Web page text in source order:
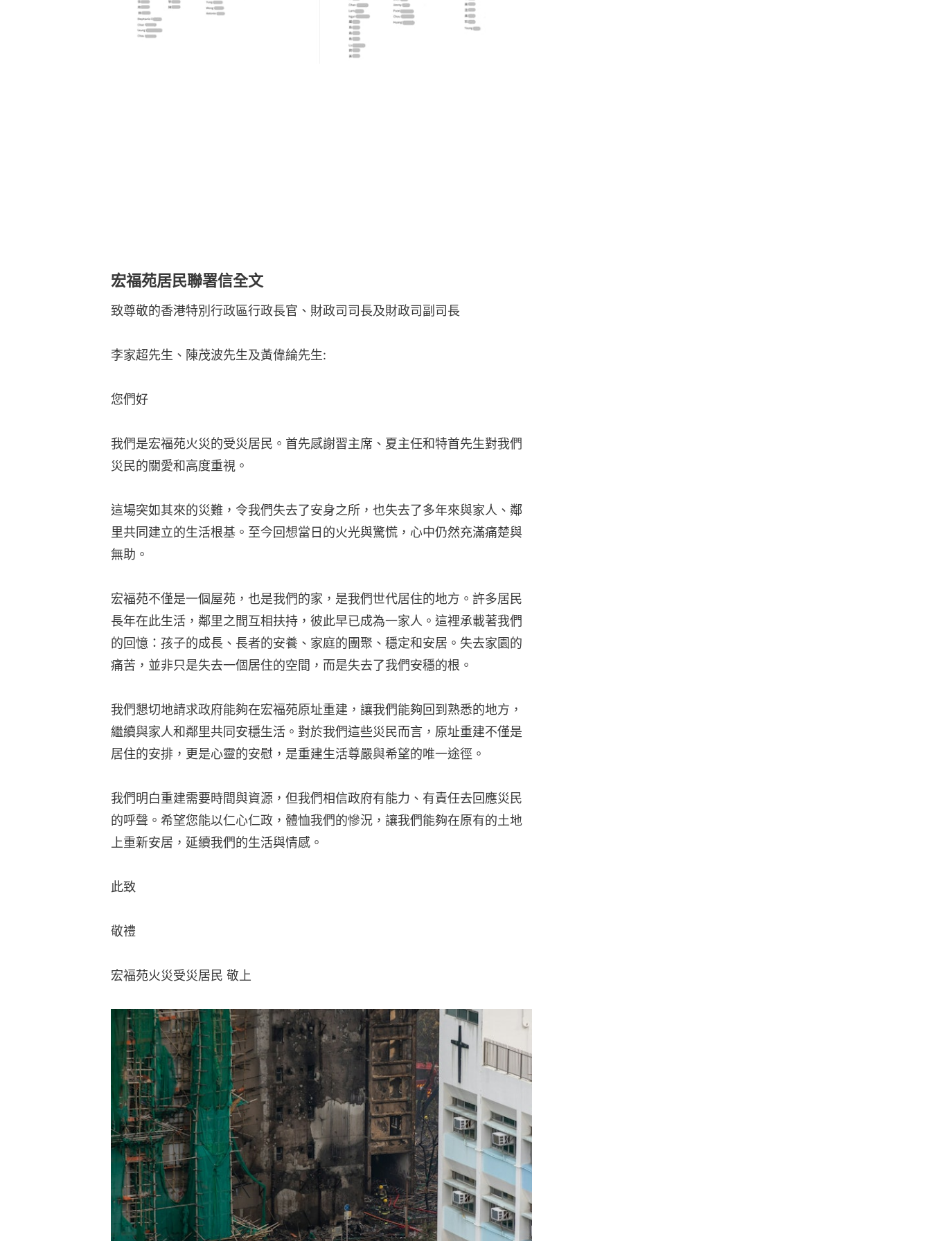
宏福苑居民聯署信全文
致尊敬的香港特別行政區行政長官、財政司司長及財政司副司長
李家超先生、陳茂波先生及黃偉綸先生:
您們好
我們是宏福苑火災的受災居民。首先感謝習主席、夏主任和特首先生對我們
災民的關愛和高度重視。
這場突如其來的災難，令我們失去了安身之所，也失去了多年來與家人、鄰
里共同建立的生活根基。至今回想當日的火光與驚慌，心中仍然充滿痛楚與
無助。
宏福苑不僅是一個屋苑，也是我們的家，是我們世代居住的地方。許多居民
長年在此生活，鄰里之間互相扶持，彼此早已成為一家人。這裡承載著我們
的回憶：孩子的成長、長者的安養、家庭的團聚、穩定和安居。失去家園的
痛苦，並非只是失去一個居住的空間，而是失去了我們安穩的根。
我們懇切地請求政府能夠在宏福苑原址重建，讓我們能夠回到熟悉的地方，
繼續與家人和鄰里共同安穩生活。對於我們這些災民而言，原址重建不僅是
居住的安排，更是心靈的安慰，是重建生活尊嚴與希望的唯一途徑。
我們明白重建需要時間與資源，但我們相信政府有能力、有責任去回應災民
的呼聲。希望您能以仁心仁政，體恤我們的慘況，讓我們能夠在原有的土地
上重新安居，延續我們的生活與情感。
此致
敬禮
宏福苑火災受災居民 敬上